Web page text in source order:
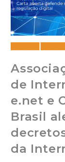
de
e.net e
Brasil
da